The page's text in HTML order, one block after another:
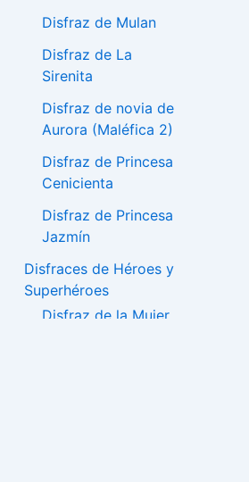
Disfraz de Mulan
Disfraz de La
Sirenita
Disfraz de novia de
Aurora (Maléfica 2)
Disfraz de Princesa
Cenicienta
Disfraz de Princesa
Jazmín
Disfraces de Héroes y
Superhéroes
Disfraz de la Mujer